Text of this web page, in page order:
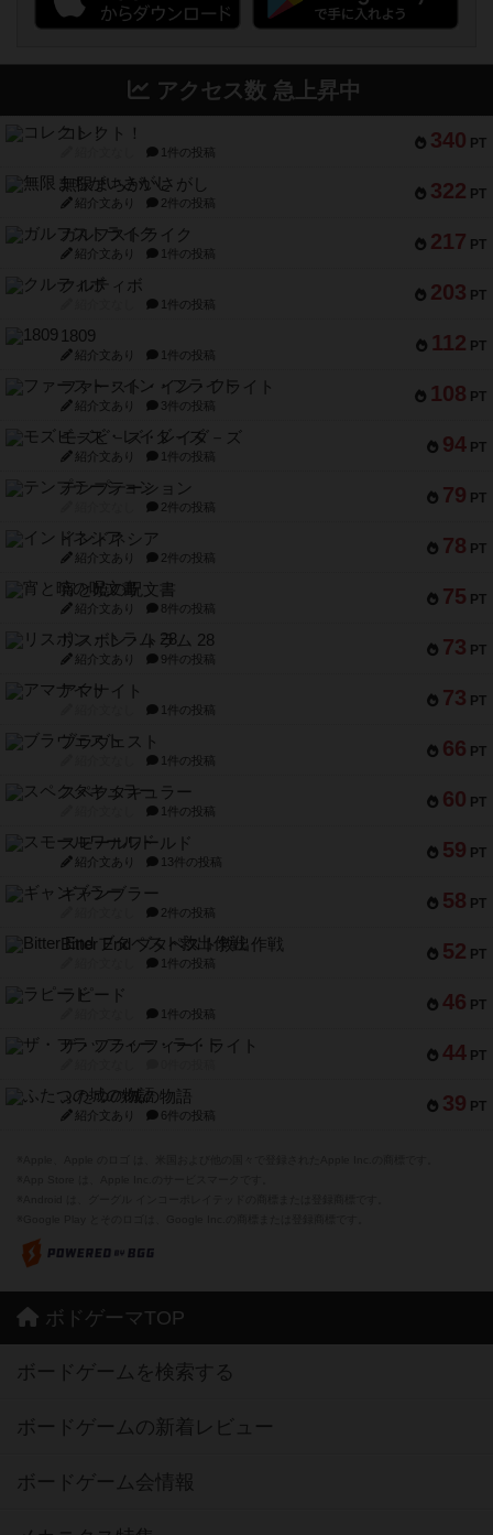
アクセス数 急上昇中
340 PT
コレクト！
1件の投稿
322 PT
無限まちがいさがし
紹介文あり 2件の投稿
217 PT
ガルフストライク
紹介文あり 1件の投稿
203 PT
クルティボ
1件の投稿
112 PT
1809
紹介文あり 1件の投稿
108 PT
ファースト・イン・フライト
紹介文あり 3件の投稿
94 PT
モズビ－ズ・レイダ－ズ
紹介文あり 1件の投稿
79 PT
テンプテーション
2件の投稿
78 PT
インドネシア
紹介文あり 2件の投稿
75 PT
宵と暁の呪文書
紹介文あり 8件の投稿
73 PT
リスボン・トラム 28
紹介文あり 9件の投稿
73 PT
アマナイト
1件の投稿
66 PT
ブラヴェスト
1件の投稿
60 PT
スペクタキュラー
1件の投稿
59 PT
スモールワールド
紹介文あり 13件の投稿
58 PT
ギャンブラー
2件の投稿
52 PT
Bitter End ブタペスト救出作戦
1件の投稿
46 PT
ラピード
1件の投稿
44 PT
ザ・フラッフィー・ライト
39 PT
ふたつの城の物語
紹介文あり 6件の投稿
ボドゲーマTOP
ボードゲームを検索する
ボードゲームの新着レビュー
ボードゲーム会情報